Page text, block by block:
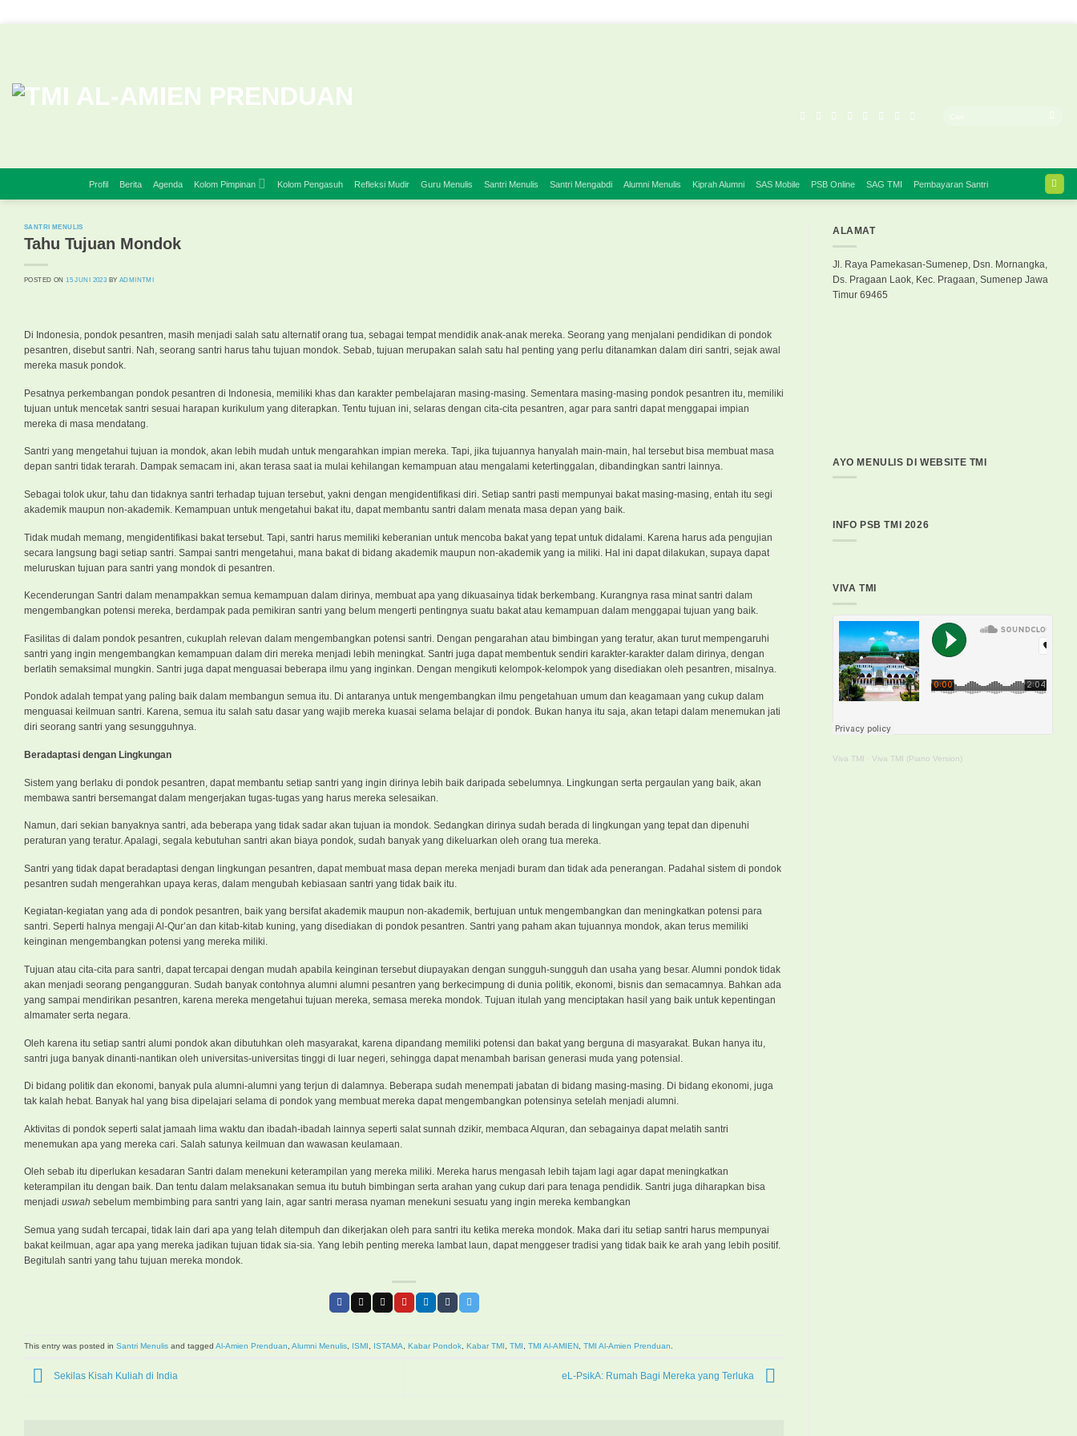
Profil Berita Agenda Kolom Pimpinan Kolom Pengasuh Refleksi Mudir Guru Menulis Santri Menulis Santri Mengabdi Alumni Menulis Kiprah Alumni SAS Mobile PSB Online SAG TMI Pembayaran Santri
SANTRI MENULIS
Tahu Tujuan Mondok
POSTED ON15 JUNI 2023 BY ADMINTMI
Di Indonesia, pondok pesantren, masih menjadi salah satu alternatif orang tua, sebagai tempat mendidik anak-anak mereka. Seorang yang menjalani pendidikan di pondok
pesantren, disebut santri. Nah, seorang santri harus tahu tujuan mondok. Sebab, tujuan merupakan salah satu hal penting yang perlu ditanamkan dalam diri santri, sejak awal
mereka masuk pondok.
Pesatnya perkembangan pondok pesantren di Indonesia, memiliki khas dan karakter pembelajaran masing-masing. Sementara masing-masing pondok pesantren itu, memiliki
tujuan untuk mencetak santri sesuai harapan kurikulum yang diterapkan. Tentu tujuan ini, selaras dengan cita-cita pesantren, agar para santri dapat menggapai impian
mereka di masa mendatang.
Santri yang mengetahui tujuan ia mondok, akan lebih mudah untuk mengarahkan impian mereka. Tapi, jika tujuannya hanyalah main-main, hal tersebut bisa membuat masa
depan santri tidak terarah. Dampak semacam ini, akan terasa saat ia mulai kehilangan kemampuan atau mengalami ketertinggalan, dibandingkan santri lainnya.
Sebagai tolok ukur, tahu dan tidaknya santri terhadap tujuan tersebut, yakni dengan mengidentifikasi diri. Setiap santri pasti mempunyai bakat masing-masing, entah itu segi
akademik maupun non-akademik. Kemampuan untuk mengetahui bakat itu, dapat membantu santri dalam menata masa depan yang baik.
Tidak mudah memang, mengidentifikasi bakat tersebut. Tapi, santri harus memiliki keberanian untuk mencoba bakat yang tepat untuk didalami. Karena harus ada pengujian
secara langsung bagi setiap santri. Sampai santri mengetahui, mana bakat di bidang akademik maupun non-akademik yang ia miliki. Hal ini dapat dilakukan, supaya dapat
meluruskan tujuan para santri yang mondok di pesantren.
Kecenderungan Santri dalam menampakkan semua kemampuan dalam dirinya, membuat apa yang dikuasainya tidak berkembang. Kurangnya rasa minat santri dalam
mengembangkan potensi mereka, berdampak pada pemikiran santri yang belum mengerti pentingnya suatu bakat atau kemampuan dalam menggapai tujuan yang baik.
Fasilitas di dalam pondok pesantren, cukuplah relevan dalam mengembangkan potensi santri. Dengan pengarahan atau bimbingan yang teratur, akan turut mempengaruhi
santri yang ingin mengembangkan kemampuan dalam diri mereka menjadi lebih meningkat. Santri juga dapat membentuk sendiri karakter-karakter dalam dirinya, dengan
berlatih semaksimal mungkin. Santri juga dapat menguasai beberapa ilmu yang inginkan. Dengan mengikuti kelompok-kelompok yang disediakan oleh pesantren, misalnya.
Pondok adalah tempat yang paling baik dalam membangun semua itu. Di antaranya untuk mengembangkan ilmu pengetahuan umum dan keagamaan yang cukup dalam
menguasai keilmuan santri. Karena, semua itu salah satu dasar yang wajib mereka kuasai selama belajar di pondok. Bukan hanya itu saja, akan tetapi dalam menemukan jati
diri seorang santri yang sesungguhnya.
Beradaptasi dengan Lingkungan
Sistem yang berlaku di pondok pesantren, dapat membantu setiap santri yang ingin dirinya lebih baik daripada sebelumnya. Lingkungan serta pergaulan yang baik, akan
membawa santri bersemangat dalam mengerjakan tugas-tugas yang harus mereka selesaikan.
Namun, dari sekian banyaknya santri, ada beberapa yang tidak sadar akan tujuan ia mondok. Sedangkan dirinya sudah berada di lingkungan yang tepat dan dipenuhi
peraturan yang teratur. Apalagi, segala kebutuhan santri akan biaya pondok, sudah banyak yang dikeluarkan oleh orang tua mereka.
Santri yang tidak dapat beradaptasi dengan lingkungan pesantren, dapat membuat masa depan mereka menjadi buram dan tidak ada penerangan. Padahal sistem di pondok
pesantren sudah mengerahkan upaya keras, dalam mengubah kebiasaan santri yang tidak baik itu.
Kegiatan-kegiatan yang ada di pondok pesantren, baik yang bersifat akademik maupun non-akademik, bertujuan untuk mengembangkan dan meningkatkan potensi para
santri. Seperti halnya mengaji Al-Qur’an dan kitab-kitab kuning, yang disediakan di pondok pesantren. Santri yang paham akan tujuannya mondok, akan terus memiliki
keinginan mengembangkan potensi yang mereka miliki.
Tujuan atau cita-cita para santri, dapat tercapai dengan mudah apabila keinginan tersebut diupayakan dengan sungguh-sungguh dan usaha yang besar. Alumni pondok tidak
akan menjadi seorang pengangguran. Sudah banyak contohnya alumni alumni pesantren yang berkecimpung di dunia politik, ekonomi, bisnis dan semacamnya. Bahkan ada
yang sampai mendirikan pesantren, karena mereka mengetahui tujuan mereka, semasa mereka mondok. Tujuan itulah yang menciptakan hasil yang baik untuk kepentingan
almamater serta negara.
Oleh karena itu setiap santri alumi pondok akan dibutuhkan oleh masyarakat, karena dipandang memiliki potensi dan bakat yang berguna di masyarakat. Bukan hanya itu,
santri juga banyak dinanti-nantikan oleh universitas-universitas tinggi di luar negeri, sehingga dapat menambah barisan generasi muda yang potensial.
Di bidang politik dan ekonomi, banyak pula alumni-alumni yang terjun di dalamnya. Beberapa sudah menempati jabatan di bidang masing-masing. Di bidang ekonomi, juga
tak kalah hebat. Banyak hal yang bisa dipelajari selama di pondok yang membuat mereka dapat mengembangkan potensinya setelah menjadi alumni.
Aktivitas di pondok seperti salat jamaah lima waktu dan ibadah-ibadah lainnya seperti salat sunnah dzikir, membaca Alquran, dan sebagainya dapat melatih santri
menemukan apa yang mereka cari. Salah satunya keilmuan dan wawasan keulamaan.
Oleh sebab itu diperlukan kesadaran Santri dalam menekuni keterampilan yang mereka miliki. Mereka harus mengasah lebih tajam lagi agar dapat meningkatkan
keterampilan itu dengan baik. Dan tentu dalam melaksanakan semua itu butuh bimbingan serta arahan yang cukup dari para tenaga pendidik. Santri juga diharapkan bisa
menjadi uswah sebelum membimbing para santri yang lain, agar santri merasa nyaman menekuni sesuatu yang ingin mereka kembangkan
Semua yang sudah tercapai, tidak lain dari apa yang telah ditempuh dan dikerjakan oleh para santri itu ketika mereka mondok. Maka dari itu setiap santri harus mempunyai
bakat keilmuan, agar apa yang mereka jadikan tujuan tidak sia-sia. Yang lebih penting mereka lambat laun, dapat menggeser tradisi yang tidak baik ke arah yang lebih positif.
Begitulah santri yang tahu tujuan mereka mondok.
This entry was posted in Santri Menulis and tagged Al-Amien Prenduan Alumni Menulis ISMI ISTAMA Kabar Pondok Kabar TMI TMI TMI Al-AMIEN TMI Al-Amien Prenduan
Sekilas Kisah Kuliah di India eL-PsikA: Rumah Bagi Mereka yang Terluka
ALAMAT
Jl. Raya Pamekasan-Sumenep, Dsn. Mornangka,
Ds. Pragaan Laok, Kec. Pragaan, Sumenep Jawa
Timur 69465
AYO MENULIS DI WEBSITE TMI
INFO PSB TMI 2026
VIVA TMI
Viva TMI · Viva TMI (Piano Version)